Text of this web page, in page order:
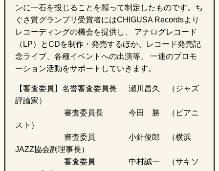
ンに一石を投じることを願って制定したものです。ち
ぐさ賞グランプリ受賞者にはCHIGUSA Recordsより
レコーディングの機会を提供し、 アナログレコード
（LP）とCDを制作・発売するほか、レコード発売記
念ライブ、各種イベントへの出演等、 一連のプロモ
ーション活動をサポートしていきます。
【審査委員】名誉審査委員長 瀬川昌久 （ジャズ
評論家）
審査委員長 今田 勝 （ピアニ
スト）
審査委員 小針俊郎 （横浜
JAZZ協会副理事長）
審査委員 中村誠一 （サキソ